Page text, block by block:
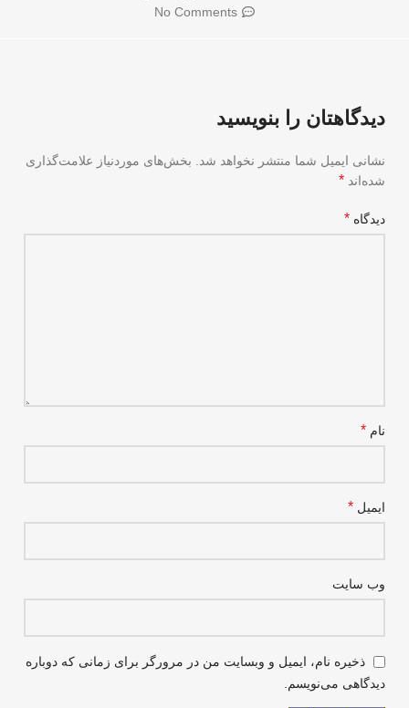
No Comments
دیدگاهتان را بنویسید
نشانی ایمیل شما منتشر نخواهد شد.
بخش‌های موردنیاز علامت‌گذاری
شده‌اند *
دیدگاه *
نام *
ایمیل *
وب‌ سایت
ذخیره نام، ایمیل و وبسایت من در مرورگر برای زمانی که دوباره
دیدگاهی می‌نویسم.